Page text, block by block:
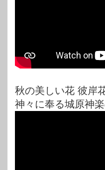
秋の美しい花 彼岸
神々に奉る城原神